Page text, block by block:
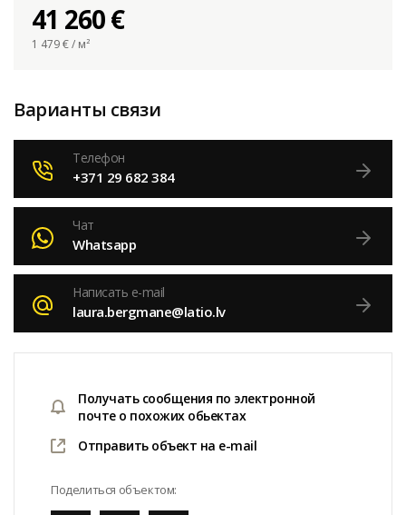
41 260 €
1 479€ / м²
Варианты связи
Телефон
+371 29 682 384
Чат
Whatsapp
Написать e-mail
laura.bergmane@latio.lv
Получать сообщения по электронной
почте о похожих обьектах
Отправить объект на e-mail
Поделиться объектом: